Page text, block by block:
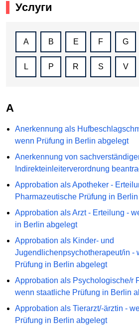
Услуги
A B E F G
L P R S V
A
Anerkennung als
wenn Prüfung in Berlin abgelegt
Anerkennung von
Indirekteinleiterverordnung
Approbation als Apotheker -
Pharmazeutische Prüfung in
Approbation als Arzt - Erteilung -
in Berlin abgelegt
Approbation als Kinder- und
Jugendlichenpsychotherapeut/in -
Prüfung in Berlin abgelegt
Approbation als Psychologische/r
wenn staatliche Prüfung in Berlin
Approbation als Tierarzt/-ärztin -
Prüfung in Berlin abgelegt